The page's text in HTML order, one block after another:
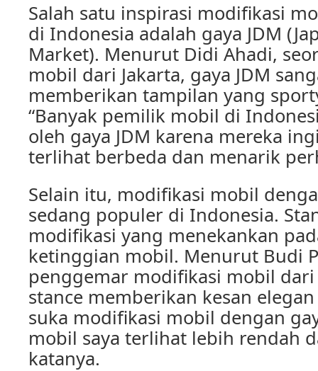
Salah satu inspirasi modifikasi
di Indonesia adalah gaya JDM
Market). Menurut Didi Ahadi,
mobil dari Jakarta, gaya JDM
memberikan tampilan yang
“Banyak pemilik mobil di
oleh gaya JDM karena mereka
terlihat berbeda dan menarik
Selain itu, modifikasi mobil
sedang populer di Indonesia.
modifikasi yang menekankan
ketinggian mobil. Menurut Budi
penggemar modifikasi mobil
stance memberikan kesan elegan
suka modifikasi mobil dengan
mobil saya terlihat lebih rendah
katanya.